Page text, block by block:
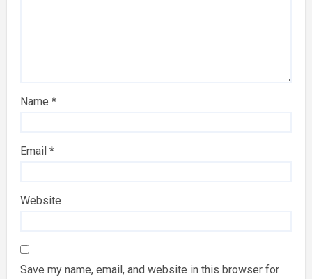
Name*
Email*
Website
Save my name, email, and website in this browser for